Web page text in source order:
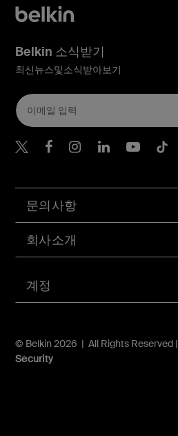
계정
문의사항
회사소개
© Belkin 2026 | All Rights Reserved |
Security
Belkin 소식받기
최신뉴스및소식받아보기
Belkin Twitter